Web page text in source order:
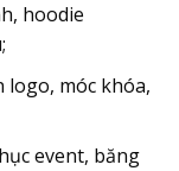
hoodie
logo, móc khóa,
event, băng